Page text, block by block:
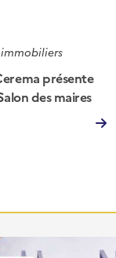
présente
des maires